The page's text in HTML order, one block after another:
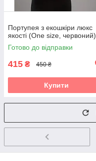
Портупея з екошкіри люкс
якості (One size, червоний)
Готово до відправки
415 ₴ 450 ₴
Купити